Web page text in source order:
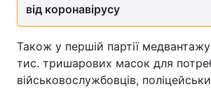
від коронавірусу
Також у першій партії
тис. тришарових масок для
військовослужбовців,